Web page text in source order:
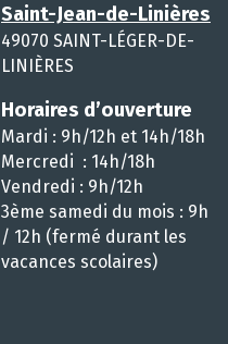
Saint-Jean-de-Linières
49070 SAINT-LÉGER-DE-
LINIÈRES
Horaires d’ouverture
Mardi : 9h/12h et 14h/18h
Mercredi : 14h/18h
Vendredi : 9h/12h
3ème samedi du mois : 9h
/ 12h (fermé durant les
vacances scolaires)